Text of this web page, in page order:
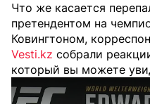
Что же касается
претендентом на
Ковингтоном,
Vesti.kz собрали
который вы можете